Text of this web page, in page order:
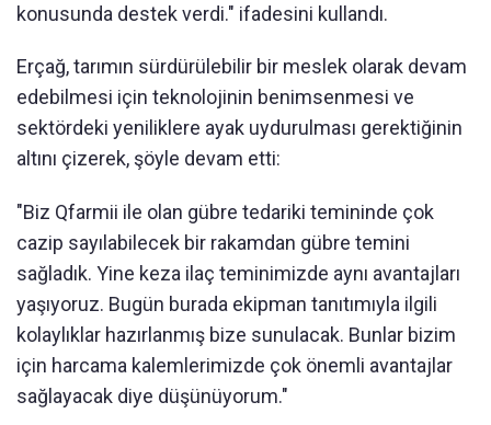
konusunda destek verdi." ifadesini kullandı.
Erçağ, tarımın sürdürülebilir bir meslek olarak devam
edebilmesi için teknolojinin benimsenmesi ve
sektördeki yeniliklere ayak uydurulması gerektiğinin
altını çizerek, şöyle devam etti:
"Biz Qfarmii ile olan gübre tedariki temininde çok
cazip sayılabilecek bir rakamdan gübre temini
sağladık. Yine keza ilaç teminimizde aynı avantajları
yaşıyoruz. Bugün burada ekipman tanıtımıyla ilgili
kolaylıklar hazırlanmış bize sunulacak. Bunlar bizim
için harcama kalemlerimizde çok önemli avantajlar
sağlayacak diye düşünüyorum."